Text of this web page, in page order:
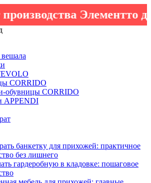
Элементто
CORRIDO
обувницы CORRIDO
APPENDI
банкетку для прихожей: практичное
без лишнего
гардеробную в кладовке: пошаговое